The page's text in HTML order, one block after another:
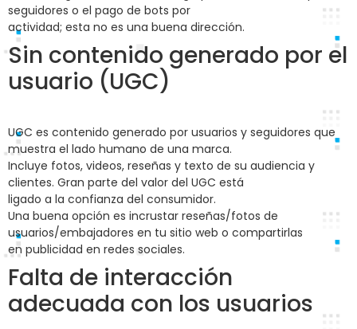
seguidores o el pago de bots por
actividad; esta no es una buena dirección.
Sin contenido generado por el
usuario (UGC)
UGC es contenido generado por usuarios y seguidores que
muestra el lado humano de una marca.
Incluye fotos, videos, reseñas y texto de su audiencia y
clientes. Gran parte del valor del UGC está
ligado a la confianza del consumidor.
Una buena opción es incrustar reseñas/fotos de
usuarios/embajadores en tu sitio web o compartirlas
en publicidad en redes sociales.
Falta de interacción
adecuada con los usuarios